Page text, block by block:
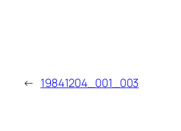
← 19841204_001_003